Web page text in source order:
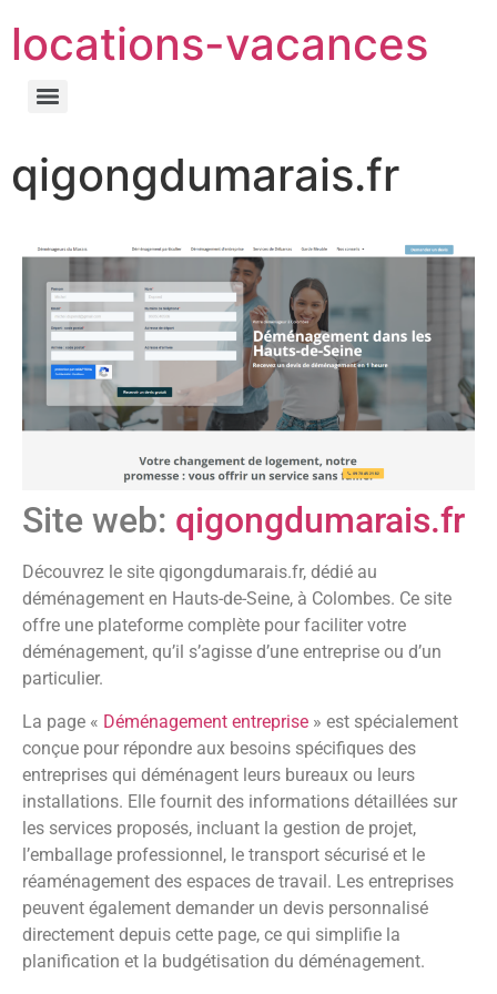
locations-vacances
qigongdumarais.fr
Site web: qigongdumarais.fr
Découvrez le site qigongdumarais.fr, dédié au
déménagement en Hauts-de-Seine, à Colombes. Ce site
offre une plateforme complète pour faciliter votre
déménagement, qu’il s’agisse d’une entreprise ou d’un
particulier.
La page « Déménagement entreprise » est spécialement
conçue pour répondre aux besoins spécifiques des
entreprises qui déménagent leurs bureaux ou leurs
installations. Elle fournit des informations détaillées sur
les services proposés, incluant la gestion de projet,
l’emballage professionnel, le transport sécurisé et le
réaménagement des espaces de travail. Les entreprises
peuvent également demander un devis personnalisé
directement depuis cette page, ce qui simplifie la
planification et la budgétisation du déménagement.